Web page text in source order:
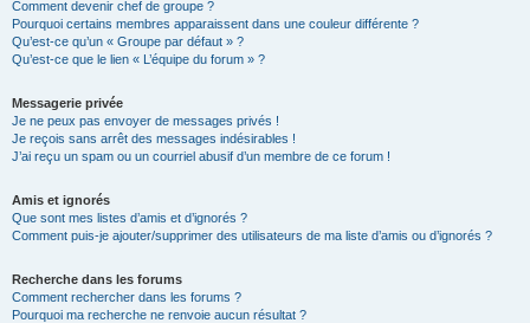
Comment devenir chef de groupe ?
Pourquoi certains membres apparaissent dans une couleur différente ?
Qu’est-ce qu’un « Groupe par défaut » ?
Qu’est-ce que le lien « L’équipe du forum » ?
Messagerie privée
Je ne peux pas envoyer de messages privés !
Je reçois sans arrêt des messages indésirables !
J’ai reçu un spam ou un courriel abusif d’un membre de ce forum !
Amis et ignorés
Que sont mes listes d’amis et d’ignorés ?
Comment puis-je ajouter/supprimer des utilisateurs de ma liste d’amis ou d’ignorés ?
Recherche dans les forums
Comment rechercher dans les forums ?
Pourquoi ma recherche ne renvoie aucun résultat ?